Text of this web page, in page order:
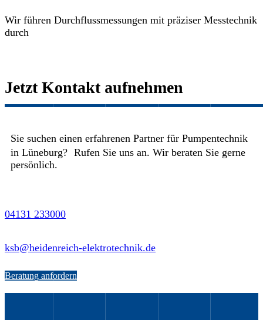
Wir führen Durchflussmessungen mit präziser Messtechnik
durch
Jetzt Kontakt aufnehmen
Sie suchen einen erfahrenen Partner für Pumpentechnik
in Lüneburg? Rufen Sie uns an. Wir beraten Sie gerne
persönlich.
04131 233000
ksb@heidenreich-elektrotechnik.de
Beratung anfordern